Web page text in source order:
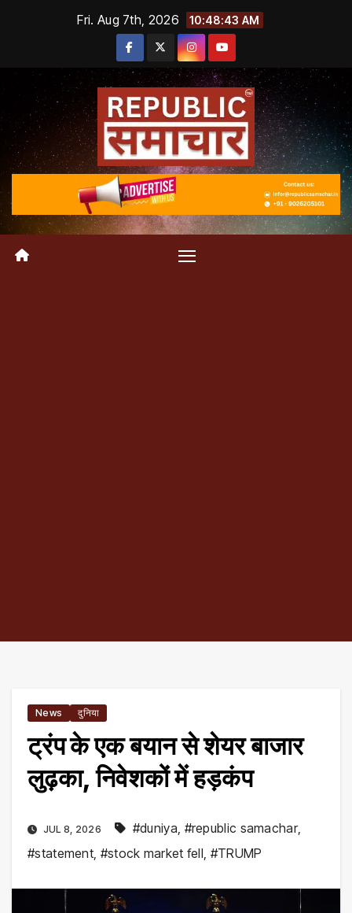
Fri. Aug 7th, 2026 10:48:43 AM
News दुनिया
ट्रंप के एक बयान से शेयर बाजार
लुढ़का, निवेशकों में हड़कंप
JUL 8, 2026 #duniya, #republic samachar,
#statement, #stock market fell, #TRUMP